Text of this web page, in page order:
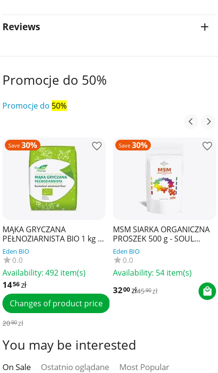
Reviews
Promocje do 50%
Promocje do 50%
Save 30%
MĄKA GRYCZANA
PEŁNOZIARNISTA BIO 1 kg -
BIO PLANET
Eden BIO
0.0
Availability: 492 item(s)
1456zł
Changes of product price
2090zł
Save 30%
MSM SIARKA ORGANICZNA
PROSZEK 500 g - SOUL
FARM
Eden BIO
0.0
Availability: 54 item(s)
3200zł4590zł
You may be interested
On Sale Ostatnio oglądane Most Popular